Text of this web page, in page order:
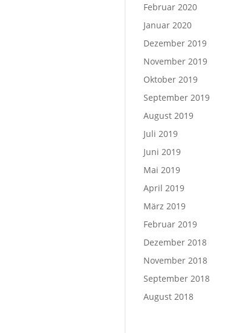
Februar 2020
Januar 2020
Dezember 2019
November 2019
Oktober 2019
September 2019
August 2019
Juli 2019
Juni 2019
Mai 2019
April 2019
März 2019
Februar 2019
Dezember 2018
November 2018
September 2018
August 2018